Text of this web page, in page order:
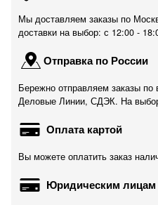
Мы доставляем заказы по
доставки на выбор: с 12:00 -
Отправка по России
Бережно отправляем заказы по
Деловые Линии, СДЭК. На
Оплата картой
Вы можете оплатить заказ
Юридическим лицам